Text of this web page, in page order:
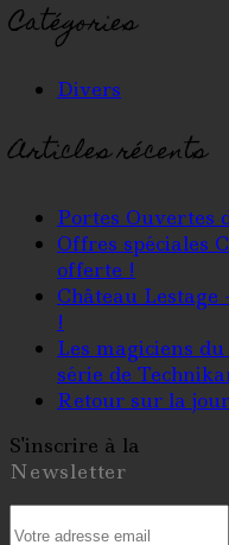
Catégories
Divers
Articles récents
Portes Ouvertes
Offres spéciales
offerte !
Château
!
Les magiciens
série de
Retour sur la
S'inscrire à la
Newsletter